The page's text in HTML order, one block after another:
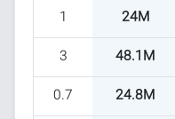
6
22.4M
18
2.2M
1
1.3M
24M
1
48.1M
3
24.8M
0.7